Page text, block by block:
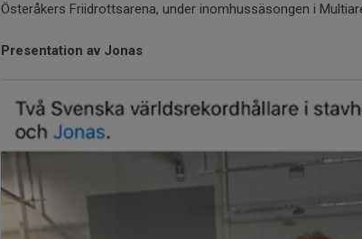
Österåkers Friidrottsarena, under inomhussäsongen i
Presentation av Jonas